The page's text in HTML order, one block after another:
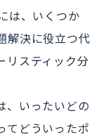
は、いくつか
解決に役立つ代
リスティック分
、いったいどの
てどういったポ